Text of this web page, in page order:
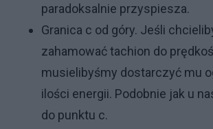
paradoksalnie przyspiesza.
Granica c od góry. Jeśli
zahamować tachion do
musielibyśmy dostarczyć mu
ilości energii. Podobnie jak u
do punktu c.